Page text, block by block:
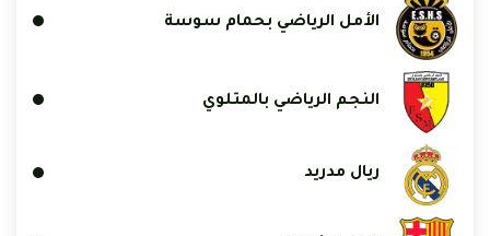
الأمل الرياضي بحمام سوسة
النجم الرياضي بالمتلوي
ريال مدريد